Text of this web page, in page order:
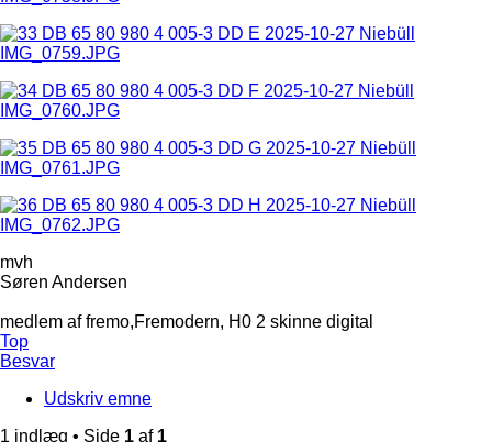
mvh
Søren Andersen
medlem af fremo,Fremodern, H0 2 skinne digital
Top
Besvar
Udskriv emne
1 indlæg • Side 1 af 1